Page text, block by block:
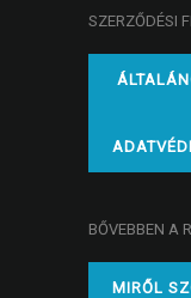
SZERZŐDÉSI
BŐVEBBEN A
MIRŐL